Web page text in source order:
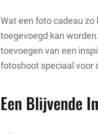
Wat een foto cadeau
toegevoegd kan
toevoegen van een
fotoshoot speciaal voor
Een Blijvende